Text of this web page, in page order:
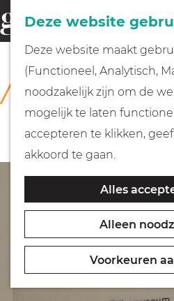
Deze website
Deze website maakt
(Functioneel, Analytisch,
noodzakelijk zijn om de
mogelijk te laten
accepteren te klikken,
akkoord te gaan.
Alles
Alleen
Voorkeuren
G
a
o
e
k
e
n
COLLECTIE
Rijksmuseum